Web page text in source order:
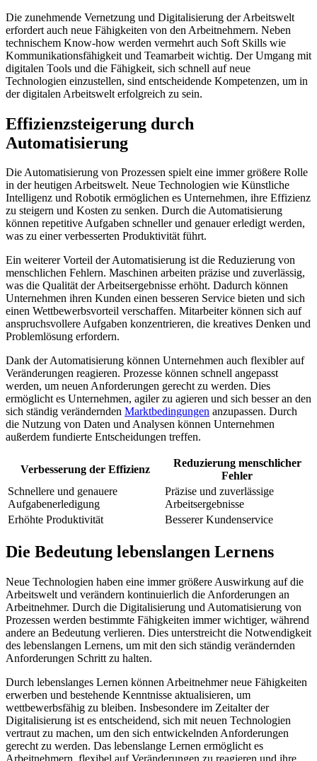
Die zunehmende Vernetzung und Digitalisierung der Arbeitswelt
erfordert auch neue Fähigkeiten von den Arbeitnehmern. Neben
technischem Know-how werden vermehrt auch Soft Skills wie
Kommunikationsfähigkeit und Teamarbeit wichtig. Der Umgang mit
digitalen Tools‌ und die Fähigkeit, sich schnell auf neue
Technologien einzustellen, sind entscheidende Kompetenzen, um in
der digitalen Arbeitswelt erfolgreich zu sein.
Effizienzsteigerung​ durch
Automatisierung
Die Automatisierung⁢ von Prozessen spielt eine immer größere​ Rolle
in der heutigen Arbeitswelt. Neue Technologien wie Künstliche
Intelligenz und Robotik ⁢ermöglichen es Unternehmen, ihre Effizienz
zu​ steigern und Kosten zu senken. Durch die ⁢Automatisierung
können repetitive Aufgaben schneller und ‌genauer erledigt werden,
was zu einer verbesserten Produktivität führt.
Ein weiterer Vorteil der Automatisierung ist die Reduzierung von
menschlichen Fehlern. Maschinen arbeiten präzise und zuverlässig,
was die Qualität der Arbeitsergebnisse erhöht.‍ Dadurch können
Unternehmen ihren​ Kunden einen‍ besseren Service bieten und sich
einen Wettbewerbsvorteil verschaffen. Mitarbeiter können sich auf
anspruchsvollere Aufgaben⁤ konzentrieren, die kreatives Denken und
Problemlösung erfordern.
Dank der Automatisierung ⁤können Unternehmen auch flexibler auf
Veränderungen reagieren. Prozesse können schnell angepasst
werden, um neuen Anforderungen gerecht zu werden. Dies
ermöglicht es Unternehmen, agiler⁤ zu⁤ agieren und sich besser an den
sich ständig verändernden Marktbedingungen anzupassen. Durch
die Nutzung ⁣von Daten ‌und Analysen können Unternehmen
außerdem fundierte Entscheidungen ⁢treffen.
Verbesserung der Effizienz
Reduzierung menschlicher
Fehler
Schnellere und genauere
⁤Aufgabenerledigung
Präzise ​und zuverlässige
Arbeitsergebnisse
Erhöhte Produktivität
Besserer Kundenservice
Die Bedeutung lebenslangen Lernens
Neue Technologien haben eine immer größere Auswirkung auf die⁣
Arbeitswelt und verändern kontinuierlich die Anforderungen an
Arbeitnehmer. Durch die ⁢Digitalisierung und Automatisierung von
Prozessen werden bestimmte Fähigkeiten immer wichtiger, während
andere an Bedeutung verlieren. Dies⁢ unterstreicht die Notwendigkeit
des lebenslangen Lernens, um mit den ⁤sich ständig verändernden
Anforderungen Schritt zu halten.
Durch lebenslanges Lernen können Arbeitnehmer neue Fähigkeiten
erwerben und bestehende Kenntnisse aktualisieren,⁣ um
wettbewerbsfähig zu bleiben. Insbesondere im Zeitalter der
Digitalisierung ist es entscheidend, sich ⁢mit neuen Technologien
vertraut zu machen, um den sich ⁤entwickelnden Anforderungen
gerecht zu werden. Das lebenslange⁢ Lernen ermöglicht⁣ es